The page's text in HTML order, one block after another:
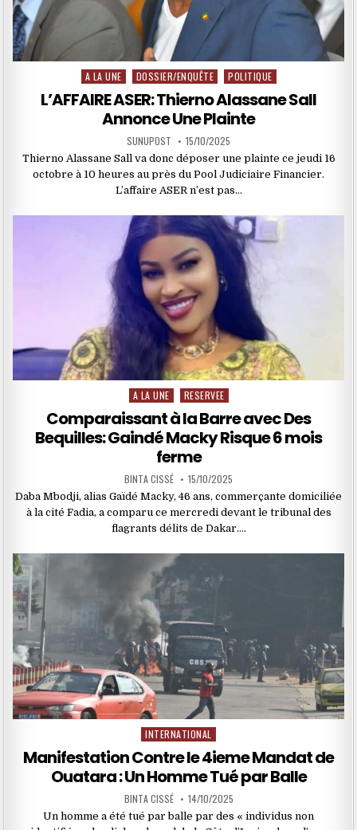
Posted
in
A LA UNE DOSSIER/ENQUÊTE POLITIQUE
L’AFFAIRE ASER: Thierno Alassane Sall
Annonce Une Plainte
SUNUPOST 15/10/2025
Thierno Alassane Sall va donc déposer une plainte ce jeudi 16
octobre à 10 heures au près du Pool Judiciaire Financier.
L’affaire ASER n’est pas…
Posted
A LA UNE RESERVEE
Comparaissant à la Barre avec Des
Bequilles: Gaindé Macky Risque 6 mois
ferme
BINTA CISSÉ 15/10/2025
Daba Mbodji, alias Gaïdé Macky, 46 ans, commerçante domiciliée
à la cité Fadia, a comparu ce mercredi devant le tribunal des
flagrants délits de Dakar….
Posted
in
INTERNATIONAL
Manifestation Contre le 4ieme Mandat de
Ouatara : Un Homme Tué par Balle
BINTA CISSÉ 14/10/2025
Un homme a été tué par balle par des « individus non